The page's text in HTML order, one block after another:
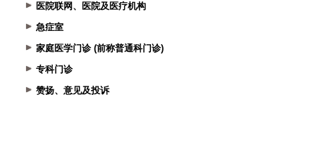
医院联网、医院及医疗机构
急症室
家庭医学门诊 (前称普通科门诊)
专科门诊
赞扬、意见及投诉